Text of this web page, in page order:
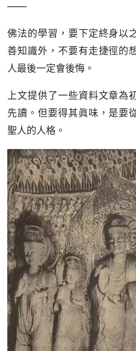
——
佛法的學習，要下定終身以
善知識外，不要有走捷徑的
人最後一定會後悔。
上文提供了一些資料文章為
先讀。但要得其眞味，是要
聖人的人格。